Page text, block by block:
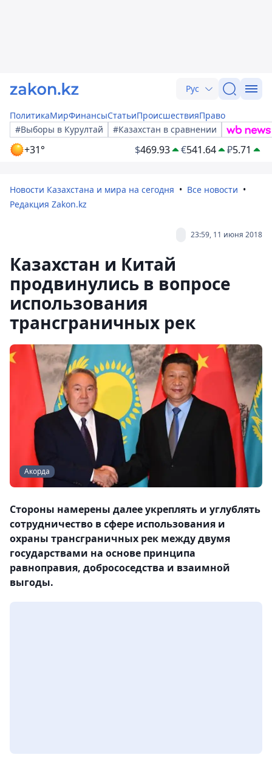
Рус
ПолитикаМирФинансыСтатьиПроисшествияПраво
#Выборы в Курултай
#Казахстан в сравнении
+31° $469.93 €541.64 ₽5.71
Новости Казахстана и мира на сегодня
Все новости
Редакция Zakon.kz
23:59, 11 июня 2018
Казахстан и Китай
продвинулись в вопросе
использования
трансграничных рек
Акорда
Стороны намерены далее укреплять и углублять
сотрудничество в сфере использования и
охраны трансграничных рек между двумя
государствами на основе принципа
равноправия, добрососедства и взаимной
выгоды.